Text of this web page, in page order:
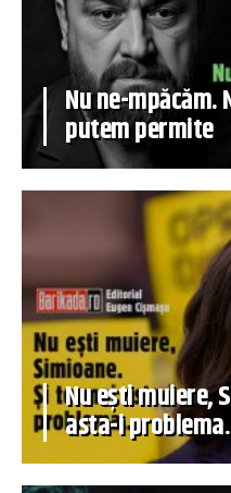
Nu ne-mpăcăm.
putem permite
Nu ești muiere,
asta-i